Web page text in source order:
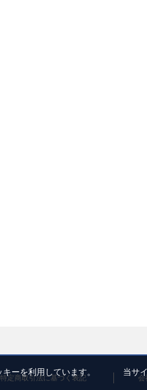
特定商取引法に基づく表記 会
キーを利用しています。 当サイ